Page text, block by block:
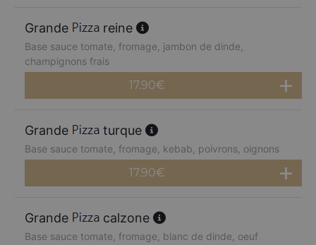
Grande reine
Base sauce tomate, fromage, jambon de dinde,
champignons frais
17.90€
Grande turque
Base sauce tomate, fromage, kebab, poivrons, oignons
17.90€
Grande calzone
Base sauce tomate, fromage, blanc de dinde, oeuf